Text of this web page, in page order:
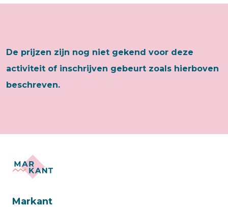
De prijzen zijn nog niet gekend voor deze
activiteit of inschrijven gebeurt zoals hierboven
beschreven.
Markant